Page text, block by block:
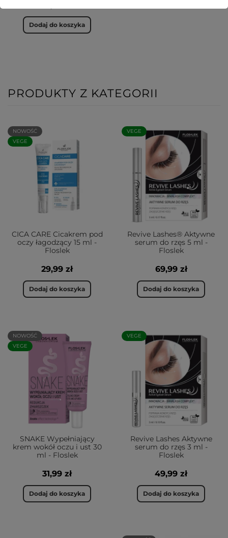
Dodaj do koszyka
PRODUKTY Z KATEGORII
NOWOŚĆ
VEGE
CICA CARE Cicakrem pod
oczy łagodzący 15 ml -
Floslek
29,99 zł
Dodaj do koszyka
VEGE
Revive Lashes® Aktywne
serum do rzęs 5 ml -
Floslek
69,99 zł
Dodaj do koszyka
NOWOŚĆ
VEGE
SNAKE Wypełniający
krem wokół oczu i ust 30
ml - Floslek
31,99 zł
Dodaj do koszyka
VEGE
Revive Lashes Aktywne
serum do rzęs 3 ml -
Floslek
49,99 zł
Dodaj do koszyka